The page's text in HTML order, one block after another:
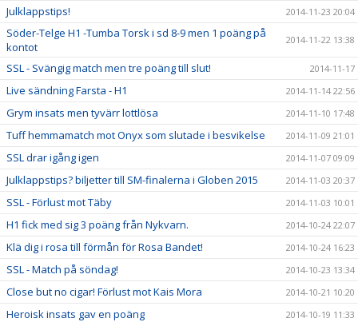
Julklappstips! 2014-11-23 20:04
Söder-Telge H1 -Tumba Torsk i sd 8-9 men 1 poäng på
kontot
2014-11-22 13:38
SSL - Svängig match men tre poäng till slut! 2014-11-17
Live sändning Farsta - H1 2014-11-14 22:56
Grym insats men tyvärr lottlösa 2014-11-10 17:48
Tuff hemmamatch mot Onyx som slutade i besvikelse 2014-11-09 21:01
SSL drar igång igen 2014-11-07 09:09
Julklappstips? biljetter till SM-finalerna i Globen 2015 2014-11-03 20:37
SSL - Förlust mot Täby 2014-11-03 10:01
H1 fick med sig 3 poäng från Nykvarn. 2014-10-24 22:07
Klä dig i rosa till förmån för Rosa Bandet! 2014-10-24 16:23
SSL - Match på söndag! 2014-10-23 13:34
Close but no cigar! Förlust mot Kais Mora 2014-10-21 10:20
Heroisk insats gav en poäng 2014-10-19 11:33